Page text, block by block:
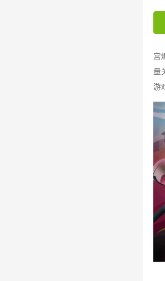
宫
量
游